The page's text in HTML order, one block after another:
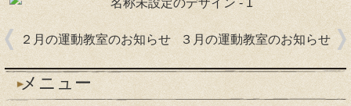
２月の運動教室のお知らせ ３月の運動教室のお知らせ
メニュー